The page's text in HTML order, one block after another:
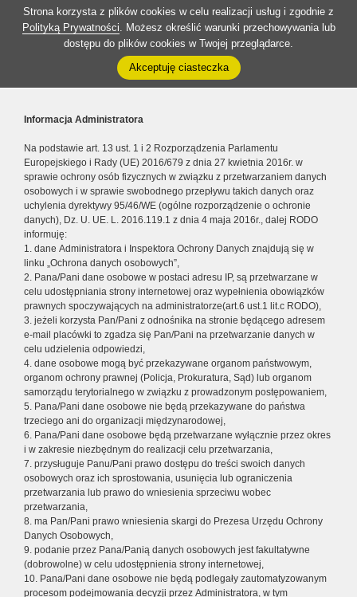
Strona korzysta z plików cookies w celu realizacji usług i zgodnie z
Polityką Prywatności. Możesz określić warunki przechowywania lub
dostępu do plików cookies w Twojej przeglądarce.
Akceptuję ciasteczka
Informacja Administratora
Na podstawie art. 13 ust. 1 i 2 Rozporządzenia Parlamentu
Europejskiego i Rady (UE) 2016/679 z dnia 27 kwietnia 2016r. w
sprawie ochrony osób fizycznych w związku z przetwarzaniem danych
osobowych i w sprawie swobodnego przepływu takich danych oraz
uchylenia dyrektywy 95/46/WE (ogólne rozporządzenie o ochronie
danych), Dz. U. UE. L. 2016.119.1 z dnia 4 maja 2016r., dalej RODO
informuję:
1. dane Administratora i Inspektora Ochrony Danych znajdują się w
linku „Ochrona danych osobowych”,
2. Pana/Pani dane osobowe w postaci adresu IP, są przetwarzane w
celu udostępniania strony internetowej oraz wypełnienia obowiązków
prawnych spoczywających na administratorze(art.6 ust.1 lit.c RODO),
3. jeżeli korzysta Pan/Pani z odnośnika na stronie będącego adresem
e-mail placówki to zgadza się Pan/Pani na przetwarzanie danych w
celu udzielenia odpowiedzi,
4. dane osobowe mogą być przekazywane organom państwowym,
organom ochrony prawnej (Policja, Prokuratura, Sąd) lub organom
samorządu terytorialnego w związku z prowadzonym postępowaniem,
5. Pana/Pani dane osobowe nie będą przekazywane do państwa
trzeciego ani do organizacji międzynarodowej,
6. Pana/Pani dane osobowe będą przetwarzane wyłącznie przez okres
i w zakresie niezbędnym do realizacji celu przetwarzania,
7. przysługuje Panu/Pani prawo dostępu do treści swoich danych
osobowych oraz ich sprostowania, usunięcia lub ograniczenia
przetwarzania lub prawo do wniesienia sprzeciwu wobec
przetwarzania,
8. ma Pan/Pani prawo wniesienia skargi do Prezesa Urzędu Ochrony
Danych Osobowych,
9. podanie przez Pana/Panią danych osobowych jest fakultatywne
(dobrowolne) w celu udostępnienia strony internetowej,
10. Pana/Pani dane osobowe nie będą podlegały zautomatyzowanym
procesom podejmowania decyzji przez Administratora, w tym